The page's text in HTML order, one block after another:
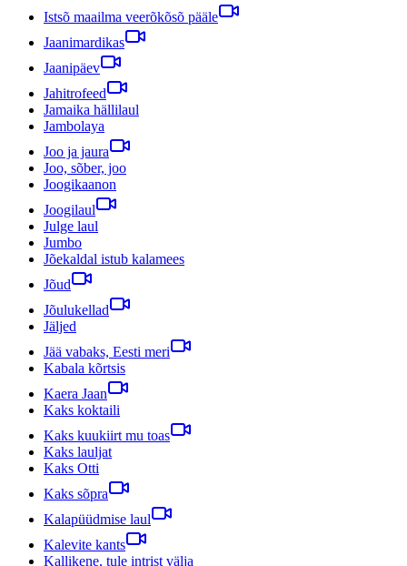
Istsõ maailma veerõkõsõ pääle
Jaanimardikas
Jaanipäev
Jahitrofeed
Jamaika hällilaul
Jambolaya
Joo ja jaura
Joo, sõber, joo
Joogikaanon
Joogilaul
Julge laul
Jumbo
Jõekaldal istub kalamees
Jõud
Jõulukellad
Jäljed
Jää vabaks, Eesti meri
Kabala kõrtsis
Kaera Jaan
Kaks koktaili
Kaks kuukiirt mu toas
Kaks lauljat
Kaks Otti
Kaks sõpra
Kalapüüdmise laul
Kalevite kants
Kallikene, tule intrist välja